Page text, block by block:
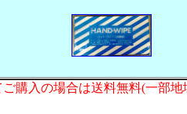
入の場合は送料無料(一部地